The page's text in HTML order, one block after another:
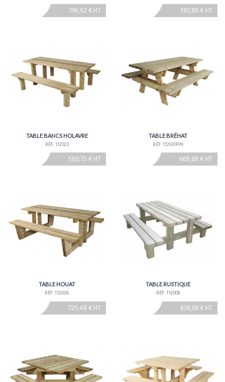
796,62 € HT 392,86 € HT
TABLE BANCS HOLAVRE
RÉF. 112023
580,75 € HT
TABLE BRÉHAT
RÉF. 112031PIN
668,68 € HT
TABLE HOUAT
RÉF. 112026
725,48 € HT
TABLE RUSTIQUE
RÉF. 112008
838,09 € HT